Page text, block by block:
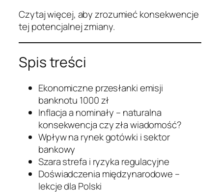
Czytaj więcej, aby zrozumieć konsekwencje
tej potencjalnej zmiany.
Spis treści
Ekonomiczne przesłanki emisji
banknotu 1000 zł
Inflacja a nominały – naturalna
konsekwencja czy zła wiadomość?
Wpływ na rynek gotówki i sektor
bankowy
Szara strefa i ryzyka regulacyjne
Doświadczenia międzynarodowe –
lekcje dla Polski